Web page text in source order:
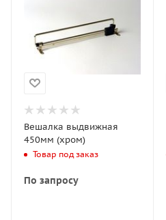
Вешалка выдвижная
450мм (хром)
Товар под заказ
По запросу